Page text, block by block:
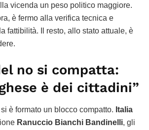
vicenda un peso politico maggiore.
è fermo alla verifica tecnica e
fattibilità. Il resto, allo stato attuale, è
no si compatta:
è dei cittadini”
è formato un blocco compatto. Italia
Ranuccio Bianchi Bandinelli, gli